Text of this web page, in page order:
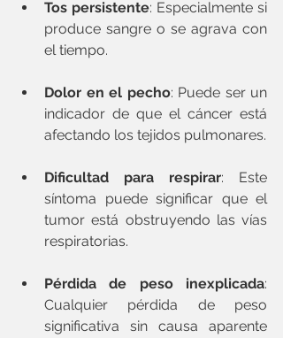
Tos persistente: Especialmente si
produce sangre o se agrava con
el tiempo.
Dolor en el pecho: Puede ser un
indicador de que el cáncer está
afectando los tejidos pulmonares.
Dificultad para respirar: Este
síntoma puede significar que el
tumor está obstruyendo las vías
respiratorias.
Pérdida de peso inexplicada:
Cualquier pérdida de peso
significativa sin causa aparente